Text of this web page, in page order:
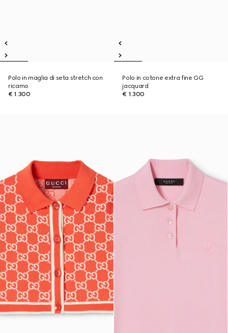
Polo in maglia di seta stretch con
ricamo
€ 1.300
Polo in cotone extra fine GG
jacquard
€ 1.300